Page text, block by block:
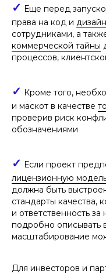
✓ Еще перед
права на код и дизайн
сотрудниками, а
коммерческой тайны
процессов,
✓ Кроме того,
и маскот в качестве
проверив риск
обозначениями
✓ Если проект
лицензионную
должна быть
стандарты качества,
и ответственность
подробно описывать
масштабирование
Для инвесторов и
ЮРИДИЧЕСКИХ
Объясняем без
рекомендации, что